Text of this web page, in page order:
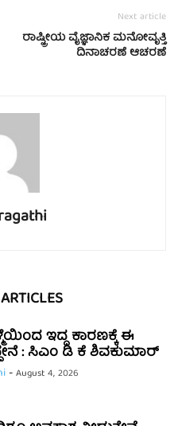
Next article
ರಾಷ್ಟ್ರೀಯ ವೈಜ್ಞಾನಿಕ ಮನೋವೃತ್ತಿ
ದಿನಾಚರಣೆ ಆಚರಣೆ
ಇದ್ದ ಕಾರಣಕ್ಕೆ ಈ
: ಸಿಎಂ ಡಿ ಕೆ ಶಿವಕುಮಾರ್
-August 4, 2026